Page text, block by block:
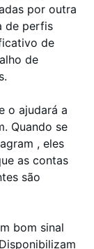
por outra
de perfis
de
de
o ajudará a
Quando se
, eles
as contas
são
bom sinal